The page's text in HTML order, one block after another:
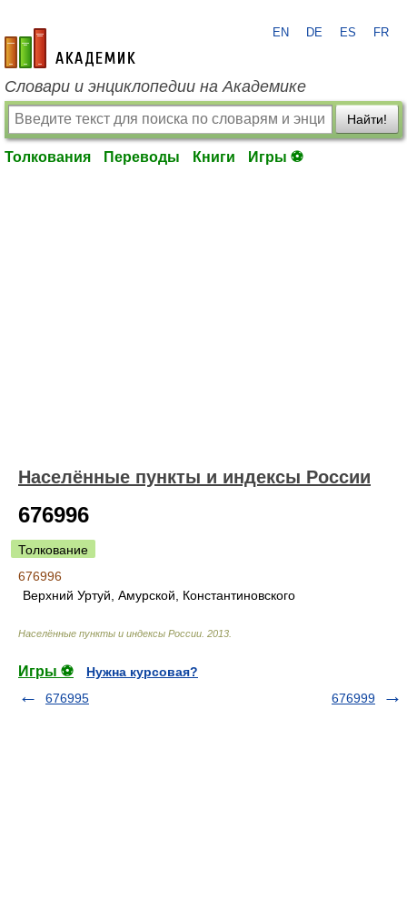
academic.ru
EN DE ES FR
Словари и энциклопедии на Академике
Найти!
Толкования Переводы Книги Игры ⚽
Населённые пункты и индексы России
676996
Толкование
676996
Верхний Уртуй, Амурской, Константиновского
Населённые пункты и индексы России 2013
Игры ⚽
Нужна курсовая?
676995
676999